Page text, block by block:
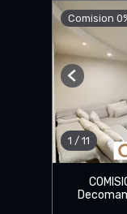
Comision
1 / 11
Previous